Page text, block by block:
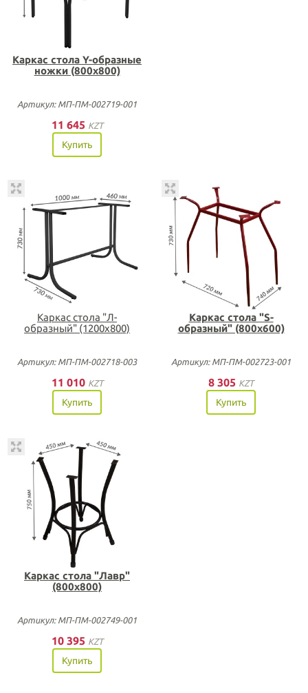
Каркас стола Y-образные
ножки (800х800)
Артикул: МП-ПМ-002719-001
11 645 KZT
Купить
Каркас стола "Л-
образный" (1200х800)
Артикул: МП-ПМ-002718-003
11 010 KZT
Купить
Каркас стола "S-
образный" (800х600)
Артикул: МП-ПМ-002723-001
8 305 KZT
Купить
Каркас стола "Лавр"
(800х800)
Артикул: МП-ПМ-002749-001
10 395 KZT
Купить